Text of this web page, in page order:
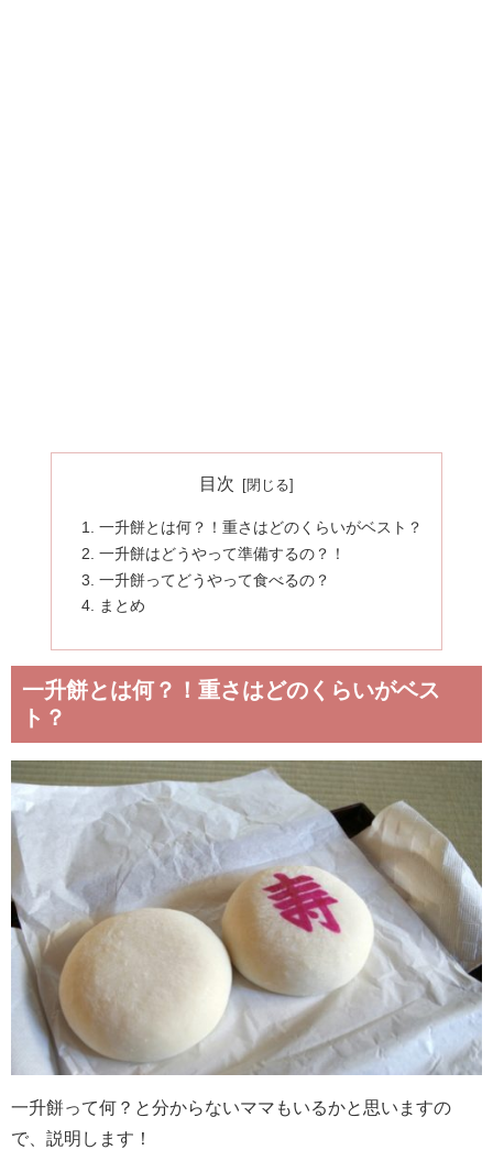
目次
一升餅とは何？！重さはどのくらいがベスト？
一升餅はどうやって準備するの？！
一升餅ってどうやって食べるの？
まとめ
一升餅とは何？！重さはどのくらいがベス
ト？
一升餅って何？と分からないママもいるかと思いますの
で、説明します！